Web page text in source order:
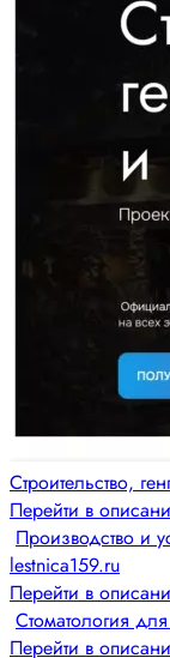
Строительство,
Перейти в
Производство и
lestnica159.ru
Перейти в
Стоматология
Перейти в